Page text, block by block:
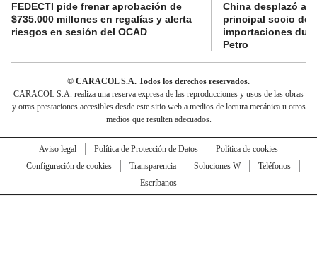
FEDECTI pide frenar aprobación de
$735.000 millones en regalías y alerta
riesgos en sesión del OCAD
China desplazó a
principal socio de
importaciones
Petro
© CARACOL S.A. Todos los derechos reservados.
CARACOL S.A. realiza una reserva expresa de las reproducciones y usos de las obras
y otras prestaciones accesibles desde este sitio web a medios de lectura mecánica u otros
medios que resulten adecuados.
Aviso legal Política de Protección de Datos
Política de cookies
Configuración de cookies
Transparencia Soluciones W
Teléfonos
Escríbanos